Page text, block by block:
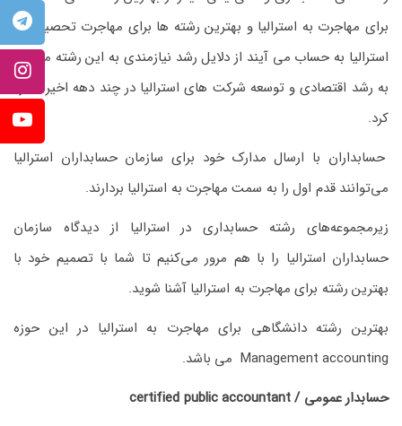
برای مهاجرت به استرالیا و بهترین رشته ها برای مهاجرت تحصیلی به
استرالیا به حساب می آیند از دلایل رشد نیازمندی به این رشته میتوان
به رشد اقتصادی و توسعه شرکت های استرالیا در چند دهه اخیر اشاره
کرد.
حسابداران با ارسال مدارک خود برای سازمان حسابداران استرالیا
می‌توانند قدم اول را به سمت مهاجرت به استرالیا بردارند.
زیرمجموعه‌های رشته حسابداری در استرالیا از دیدگاه سازمان
حسابداران استرالیا را با هم مرور می‌کنیم تا شما با تصمیم خود با
بهترین رشته برای مهاجرت به استرالیا آشنا شوید.
بهترین رشته دانشگاهی برای مهاجرت به استرالیا در این حوزه
Management accounting می باشد.
حسابدار عمومی / certified public accountant